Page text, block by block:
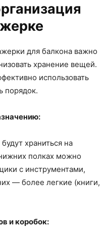
для балкона важно
хранение вещей.
использовать
порядок.
храниться на
полках можно
с инструментами,
— более легкие (книги,
и коробок: